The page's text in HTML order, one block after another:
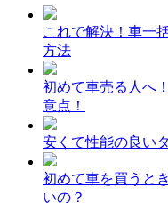
これで解決！車一
方法
初めて車売る人へ
意点！
安くて性能の良い
初めて車を買うと
いの？